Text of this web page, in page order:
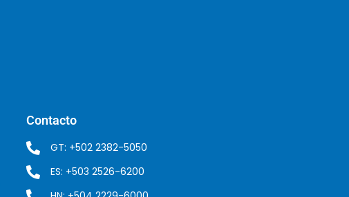
Contacto
GT: +502 2382-5050
ES: +503 2526-6200